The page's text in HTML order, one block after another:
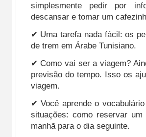
simplesmente pedir por
descansar e tomar um
✔ Uma tarefa nada fácil: os
de trem em Árabe Tunisiano.
✔ Como vai ser a viagem?
previsão do tempo. Isso os
viagem.
✔ Você aprende o
situações: como reservar
manhã para o dia seguinte.